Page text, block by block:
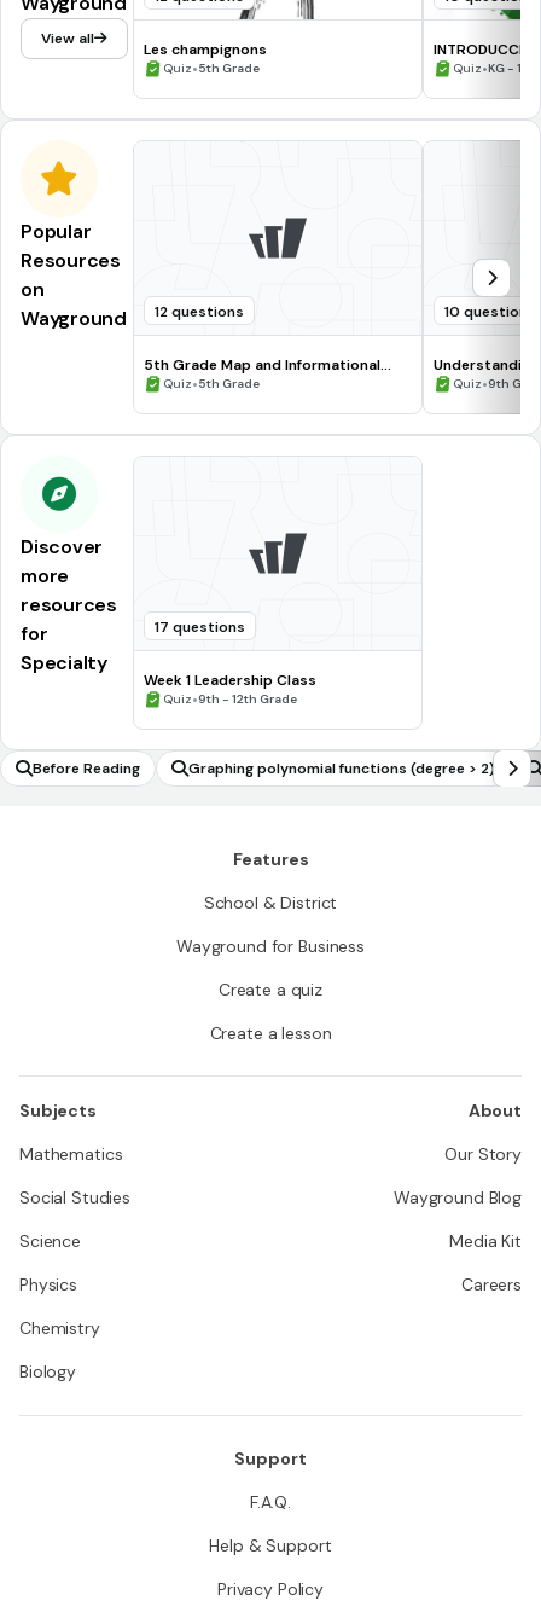
View all
Les champignons
Quiz•5th Grade Quiz•KG -
Popular
Resources
on
Wayground
12 questions
5th Grade Map and Informational
Processing Skills
Quiz•5th Grade
10 questions
Quiz•9th
Discover
more
resources
for
Specialty
17 questions
Week 1 Leadership Class
Quiz•9th - 12th Grade
Before Reading Graphing polynomial functions (degree > 2)
Features
School & District
Wayground for Business
Create a quiz
Create a lesson
Subjects
Mathematics
Social Studies
Science
Physics
Chemistry
Biology
About
Our Story
Wayground Blog
Media Kit
Careers
Support
F.A.Q.
Help & Support
Privacy Policy